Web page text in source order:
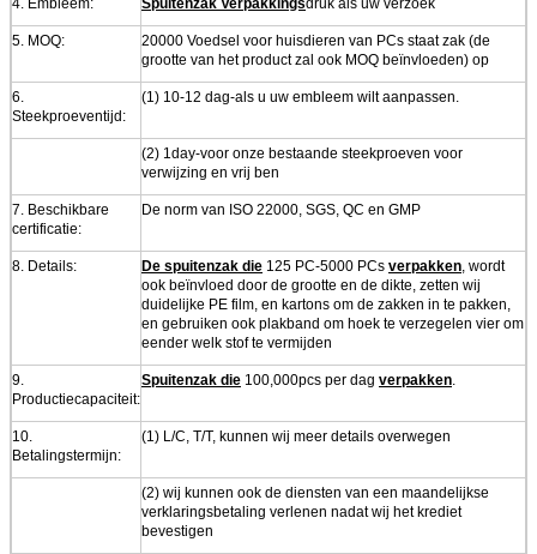
4. Embleem: Spuitenzak Verpakkingsdruk als uw verzoek
5. MOQ:
20000 Voedsel voor huisdieren van PCs staat zak (de
grootte van het product zal ook MOQ beïnvloeden) op
6.
Steekproeventijd:
(1) 10-12 dag-als u uw embleem wilt aanpassen.
(2) 1day-voor onze bestaande steekproeven voor
verwijzing en vrij ben
7. Beschikbare
certificatie:
De norm van ISO 22000, SGS, QC en GMP
8. Details: De spuitenzak die 125 PC-5000 PCs verpakken, wordt
ook beïnvloed door de grootte en de dikte, zetten wij
duidelijke PE film, en kartons om de zakken in te pakken,
en gebruiken ook plakband om hoek te verzegelen vier om
eender welk stof te vermijden
9.
Productiecapaciteit:
Spuitenzak die 100,000pcs per dag verpakken.
10.
Betalingstermijn:
(1) L/C, T/T, kunnen wij meer details overwegen
(2) wij kunnen ook de diensten van een maandelijkse
verklaringsbetaling verlenen nadat wij het krediet
bevestigen